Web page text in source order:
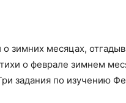
зимних месяцах,
о феврале зимнем
задания по изучению